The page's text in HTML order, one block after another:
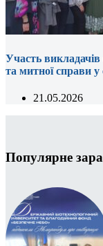
Участь викладачів
та митної справи
21.05.2026
Популярне